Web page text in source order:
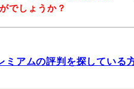
でしょうか？
ミアムの評判を探している